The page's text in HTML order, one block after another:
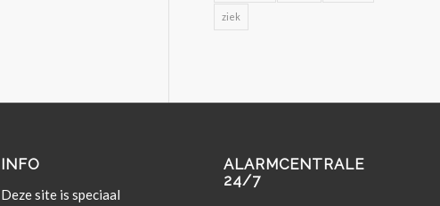
ziek
INFO
Deze site is spe­ci­aal
ALARMCENTRALE
24/7